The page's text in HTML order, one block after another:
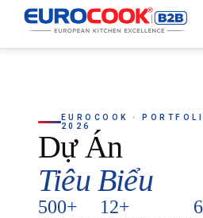
Chuyên gia liên hệ trong vòng 30 phút
miễn phí
HỌ VÀ TÊN*
EUROCOOK ·
2026
Dự Án
Tiêu Biểu
500+ 12+ 6